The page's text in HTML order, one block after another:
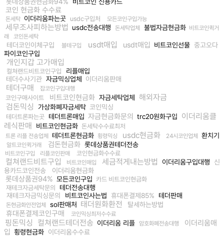
코인 현금화 수수료
돈세탁 이더리움파는곳 usdc구입처 모든코인구입가능
세무조사피하는방법 usdc전송대행 돈세탁업체 불법자금현금화 비트코인퀵거
래
코인돈세탁
테더코인이체구입 블테구입 usdt매입 usdt매입 비트코인선물 중고오다
파이코인구입
개인지갑 고가매입
컬쳐랜드비트코인구입
리플매입
테더수사기관 자금믹싱업체 이더리움판매
테더구매 잡코인구입대행
코인구매사이트 비트코인현금화 자금세탁업체
해외자금
검돈믹싱
가상화폐자금세탁 코인믹싱
테더트론파는곳 테더트론매입 자금현금화문의 trc20원화구입
이더리움클
레식판매
비트코인현금화 돈세탁수수료최저
트론 리플 전송업체 테더트론현금화 횡령믹싱 usdc현금화 24시코인업체 환치기
알트코인퀵거래 검돈현금화 롯데상품권테더전송
비트코인구입 리플코인판매 코인현금화수수료
컬쳐랜드비트구입 비트코인매입 세금적게내는방법 이더리움구입대행
신
용카드코인전송
이더리움현금화
롯데상품권94% 모든코인구입 카드 비트코인현금화
재테크자금세탁문의
테더전송대행
재테크자금믹싱문의
비트코인사는법 휴대폰결제85% 테더판매
돈현금화안전업체 sol판매처 태더원화환전 탈세하는방법
휴대폰결제코인구매 코인믹싱최저수수료
핑돈믹싱 컬쳐랜드테더전송 이더리움 리플 암호화폐전송대행
이더리움매
입 횡령현금화 이더리움수수료